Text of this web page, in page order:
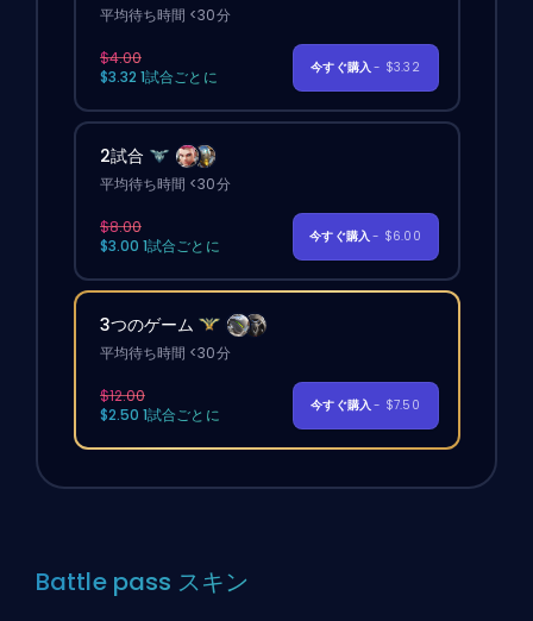
平均待ち時間 <30分
$4.00
$3.32 1試合ごとに
今すぐ購入- $3.32
2試合
平均待ち時間 <30分
$8.00
$3.00 1試合ごとに
今すぐ購入- $6.00
3つのゲーム
平均待ち時間 <30分
$12.00
$2.50 1試合ごとに
今すぐ購入- $7.50
Battle pass スキン